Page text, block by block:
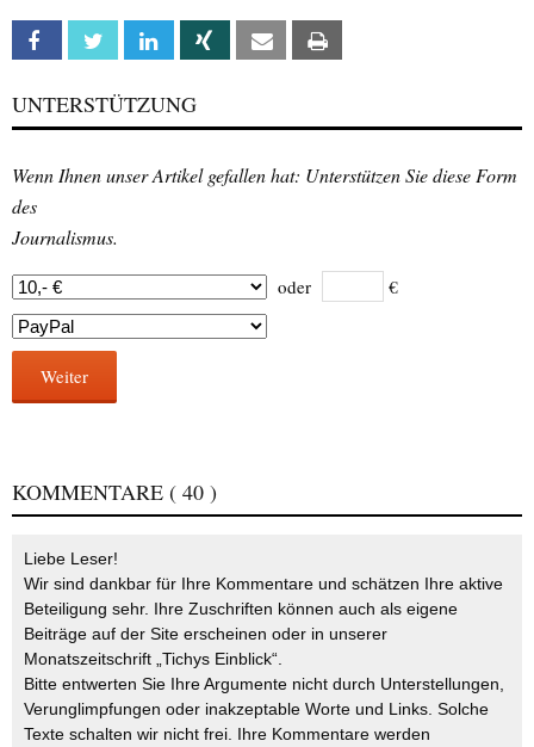
Facebook Twitter Linkedin Xing Email
UNTERSTÜTZUNG
Wenn Ihnen unser Artikel gefallen hat: Unterstützen Sie diese Form
des
Journalismus.
oder €
Weiter
KOMMENTARE ( 40 )
Liebe Leser!
Wir sind dankbar für Ihre Kommentare und schätzen Ihre aktive
Beteiligung sehr. Ihre Zuschriften können auch als eigene
Beiträge auf der Site erscheinen oder in unserer
Monatszeitschrift „Tichys Einblick“.
Bitte entwerten Sie Ihre Argumente nicht durch Unterstellungen,
Verunglimpfungen oder inakzeptable Worte und Links. Solche
Texte schalten wir nicht frei. Ihre Kommentare werden